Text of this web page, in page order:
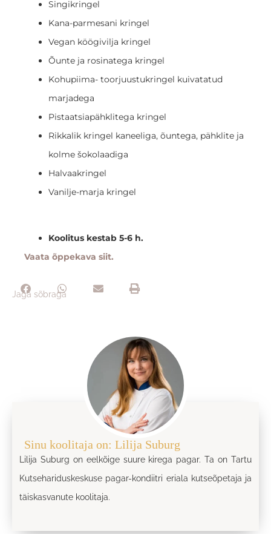
Singikringel
Kana-parmesani kringel
Vegan köögivilja kringel
Õunte ja rosinatega kringel
Kohupiima- toorjuustukringel kuivatatud
marjadega
Pistaatsiapähklitega kringel
Rikkalik kringel kaneeliga, õuntega, pähklite ja
kolme šokolaadiga
Halvaakringel
Vanilje-marja kringel
Koolitus kestab 5-6 h.
Vaata õppekava siit.
Jaga sõbraga
Sinu koolitaja on: Lilija Suburg
Lilija Suburg on eelkõige suure kirega pagar. Ta on Tartu
Kutsehariduskeskuse pagar-kondiitri eriala kutseõpetaja ja
täiskasvanute koolitaja.